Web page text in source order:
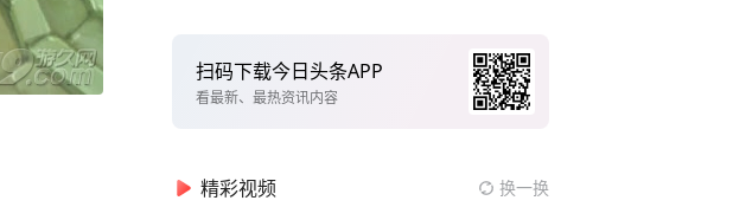
扫码下载今日头条APP
看最新、最热资讯内容
精彩视频 换一换